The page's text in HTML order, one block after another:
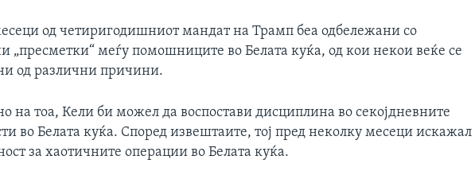
од четиригодишниот мандат на Трамп беа одбележани со
„пресметки“ меѓу помошниците во Белата куќа, од кои некои веќе се
од различни причини.
на тоа, Кели би можел да воспостави дисциплина во секојдневните
во Белата куќа. Според извештаите, тој пред неколку месеци искажал
за хаотичните операции во Белата куќа.